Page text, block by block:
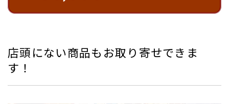
店頭にない商品もお取り寄せできま
す！